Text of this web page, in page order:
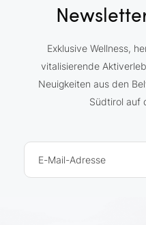
Exklusive Wellness,
vitalisierende
Neuigkeiten aus den
Südtirol auf
E-Mail-Adresse